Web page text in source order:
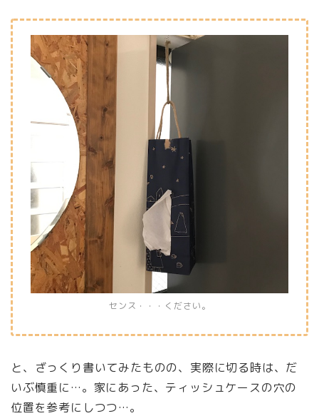
センス・・・ください。
と、ざっくり書いてみたものの、実際に切る時は、だ
いぶ慎重に…。家にあった、ティッシュケースの穴の
位置を参考にしつつ…。